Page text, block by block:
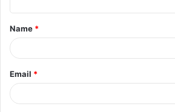
t
*
Name *
Email *